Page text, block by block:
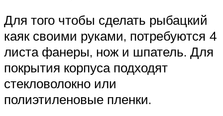
Для того чтобы сделать рыбацкий
каяк своими руками, потребуются 4
листа фанеры, нож и шпатель. Для
покрытия корпуса подходят
стекловолокно или
полиэтиленовые пленки.